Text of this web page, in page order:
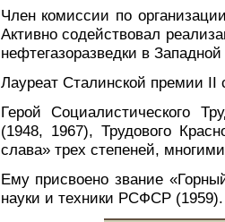
Член комиссии по
Активно содействовал
нефтегазоразведки в
Лауреат Сталинской премии II
Герой Социалистического
(1948, 1967), Трудового
слава» трех степеней,
Ему присвоено звание
науки и техники РСФСР (1959).